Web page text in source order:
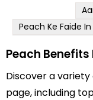
Peach Ke Faide In
Peach Benefits
Discover a
page, including